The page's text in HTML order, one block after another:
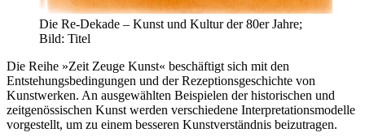
Die Re-Dekade – Kunst und Kultur der 80er Jahre;
Bild: Titel
Die Reihe »Zeit Zeuge Kunst« beschäftigt sich mit den
Entstehungsbedingungen und der Rezeptionsgeschichte von
Kunstwerken. An ausgewählten Beispielen der historischen und
zeitgenössischen Kunst werden verschiedene Interpretationsmodelle
vorgestellt, um zu einem besseren Kunstverständnis beizutragen.